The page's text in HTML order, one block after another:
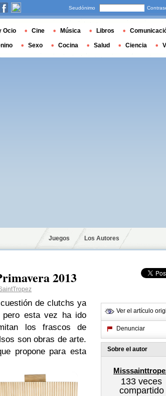
Juegos Los Autores
2013
de clutchs ya
pero esta vez ha ido
los frascos de
son obras de arte.
propone para esta
Ver el artículo
Denunciar
Sobre el autor
133 veces
compartido
Seudónimo
Ocio Cine Música Libros
Sexo Cocina Salud Ciencia